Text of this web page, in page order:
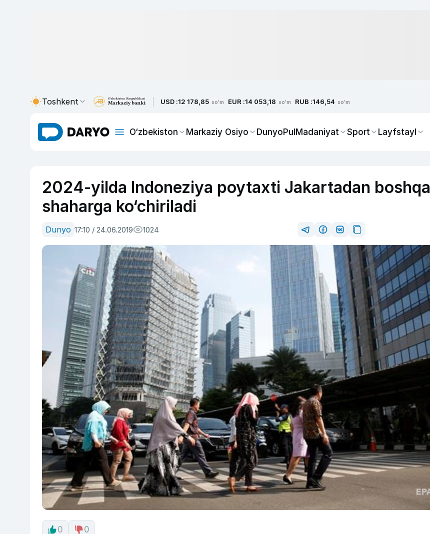
Toshkent USD :12 178,85 so'm EUR :14 053,18 so'm RUB :146,54 so'm
O‘zbekiston Markaziy Osiyo DunyoPulMadaniyat Sport Layfstayl
2024-yilda Indoneziya poytaxti Jakartadan boshqa
shaharga ko‘chiriladi
Dunyo 17:10 / 24.06.2019 1024
0 0